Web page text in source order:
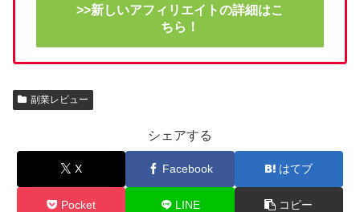
>>新しいアフィリエイトの詳細はこ
ちら！
副業レビュー
シェアする
X Facebook はてブ
Pocket LINE コピー